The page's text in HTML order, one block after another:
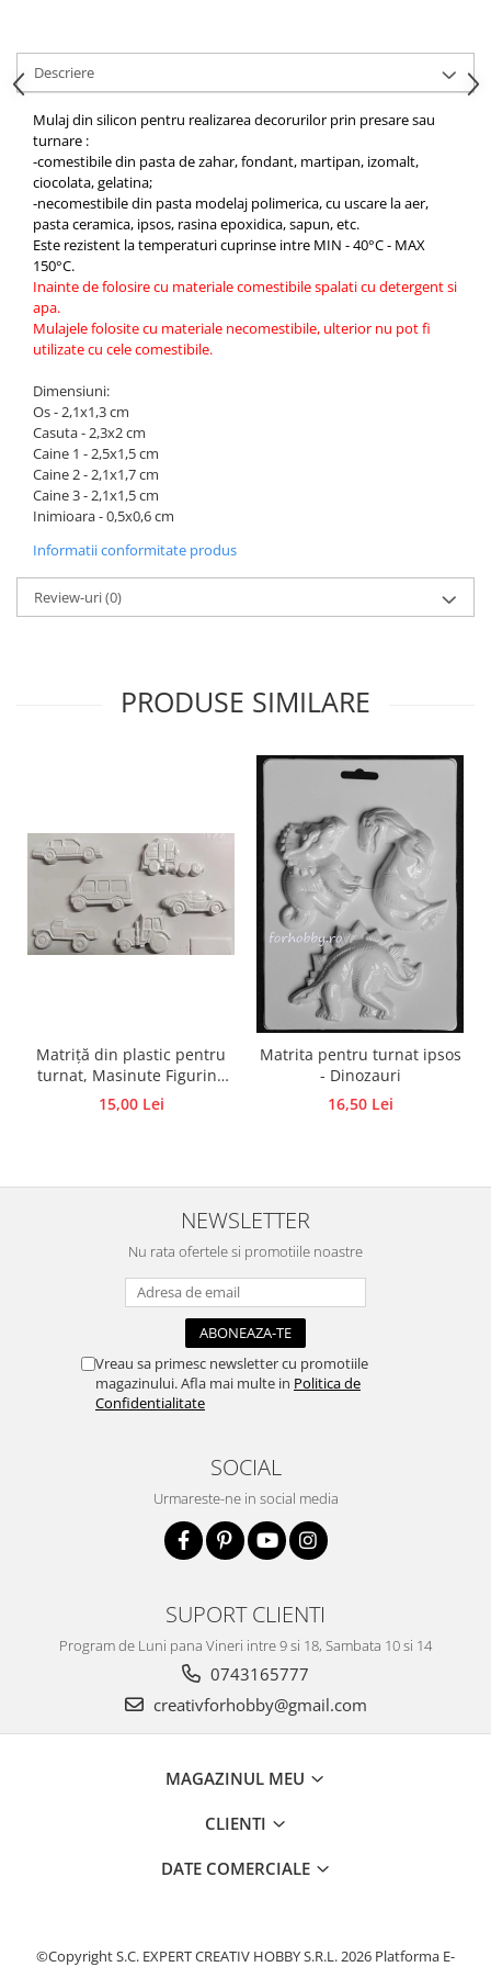
Carton/Hartie efecte speciale
Carton/Hartie Scrapbooking
Carton/Hartie unicolor
Hartie creponata
Hartie dantelata
Hartie matase
Hartie origami
Hartie reciclata/manuala
Plicuri
Carton
Rame, albume, notesuri
Masti
Forme/Figurine carton
Panglici, snururi, sarma
Dantela
Panglici craciun
Snur/sfoara/fir
Aplice decor
Stampile lemn
Stampile silicon
Ustensile, aparate
Cutter, trimmer
Perforatoare
Polistiren
Articole din bumbac
Modele termoadezive
Forme pentru turnat ciocolata
Accesorii pictura pe fata
Descriere
Mulaj din silicon pentru realizarea decorurilor prin presare sau
turnare :
-comestibile din pasta de zahar, fondant, martipan, izomalt,
ciocolata, gelatina;
-necomestibile din pasta modelaj polimerica, cu uscare la aer,
pasta ceramica, ipsos, rasina epoxidica, sapun, etc.
Este rezistent la temperaturi cuprinse intre MIN - 40°C - MAX
150°C.
Inainte de folosire cu materiale comestibile spalati cu detergent si
apa.
Mulajele folosite cu materiale necomestibile, ulterior nu pot fi
utilizate cu cele comestibile.
Dimensiuni:
Os - 2,1x1,3 cm
Casuta - 2,3x2 cm
Caine 1 - 2,5x1,5 cm
Caine 2 - 2,1x1,7 cm
Caine 3 - 2,1x1,5 cm
Inimioara - 0,5x0,6 cm
Informatii conformitate produs
Review-uri(0)
PRODUSE SIMILARE
Matriță din plastic pentru
turnat, Masinute Figurine
din ipsos, praf ceramic,
beton, piatră lichidă sau
15,00 Lei
Matrita pentru turnat ipsos
- Dinozauri
16,50 Lei
NEWSLETTER
Nu rata ofertele si promotiile noastre
Vreau sa primesc newsletter cu promotiile
magazinului. Afla mai multe in Politica de
Confidentialitate
SOCIAL
Urmareste-ne in social media
SUPORT CLIENTI
Program de Luni pana Vineri intre 9 si 18, Sambata 10 si 14
0743165777
creativforhobby@gmail.com
MAGAZINUL MEU
CLIENTI
DATE COMERCIALE
©Copyright S.C. EXPERT CREATIV HOBBY S.R.L. 2026 Platforma E-